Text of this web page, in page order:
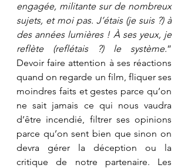
engagée, militante sur de nombreux
sujets, et moi pas. J’étais (je suis ?) à
des années lumières ! À ses yeux, je
reflète (reflétais ?) le système.”
Devoir faire attention à ses réactions
quand on regarde un film, fliquer ses
moindres faits et gestes parce qu’on
ne sait jamais ce qui nous vaudra
d’être incendié, filtrer ses opinions
parce qu’on sent bien que sinon on
devra gérer la déception ou la
critique de notre partenaire. Les